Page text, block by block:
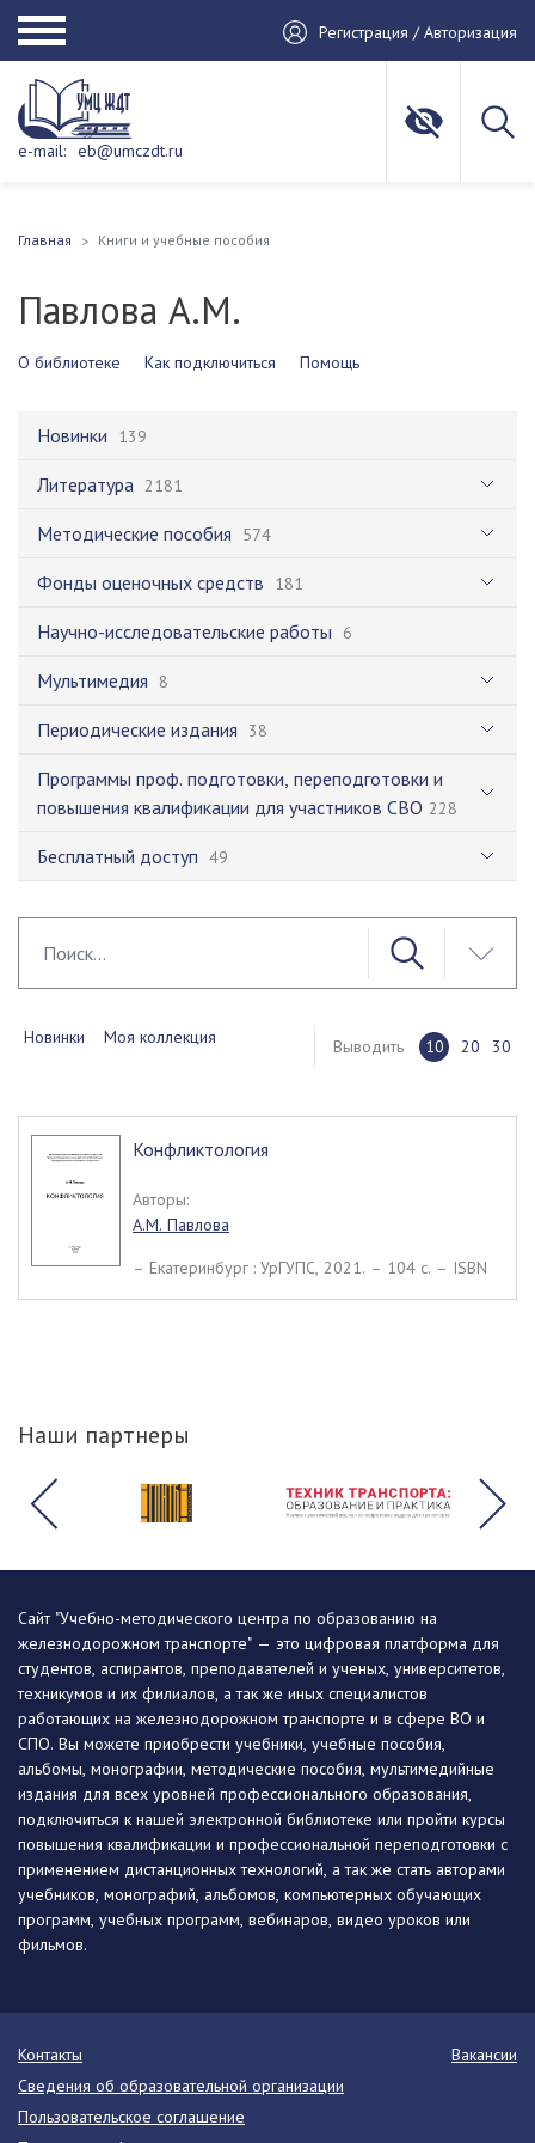
Регистрация / Авторизация
e-mail: eb@umczdt.ru
Главная Книги и учебные пособия
Павлова А.М.
О библиотеке Как подключиться Помощь
Новинки 139
Литература 2181
Методические пособия 574
Фонды оценочных средств 181
Научно-исследовательские работы 6
Мультимедия 8
Периодические издания 38
Программы проф. подготовки, переподготовки и
повышения квалификации для участников СВО 228
Бесплатный доступ 49
Новинки Моя коллекция Выводить 10 20 30
Конфликтология
Авторы:
А.М. Павлова
– Екатеринбург : УрГУПС, 2021. – 104 c. – ISBN
Наши партнеры
Сайт "Учебно-методического центра по образованию на
железнодорожном транспорте" — это цифровая платформа для
студентов, аспирантов, преподавателей и ученых, университетов,
техникумов и их филиалов, а так же иных специалистов
работающих на железнодорожном транспорте и в сфере ВО и
СПО. Вы можете приобрести учебники, учебные пособия,
альбомы, монографии, методические пособия, мультимедийные
издания для всех уровней профессионального образования,
подключиться к нашей электронной библиотеке или пройти курсы
повышения квалификации и профессиональной переподготовки с
применением дистанционных технологий, а так же стать авторами
учебников, монографий, альбомов, компьютерных обучающих
программ, учебных программ, вебинаров, видео уроков или
фильмов.
Контакты
Вакансии
Сведения об образовательной организации
Пользовательское соглашение